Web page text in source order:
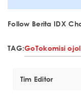
Follow Berita IDX
TAG:GoTokomisi ojol
Tim Editor